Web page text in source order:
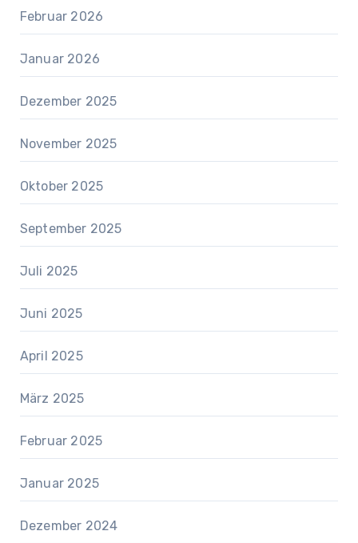
Februar 2026
Januar 2026
Dezember 2025
November 2025
Oktober 2025
September 2025
Juli 2025
Juni 2025
April 2025
März 2025
Februar 2025
Januar 2025
Dezember 2024